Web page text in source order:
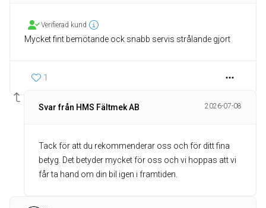
Verifierad kund
Mycket fint bemötande ock snabb servis strålande gjort
1
Svar från HMS Fältmek AB 2026-07-08
Tack för att du rekommenderar oss och för ditt fina
betyg. Det betyder mycket för oss och vi hoppas att vi
får ta hand om din bil igen i framtiden.